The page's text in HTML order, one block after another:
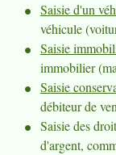
Saisie d'un
véhicule
Saisie
immobilier
Saisie
débiteur de
Saisie des
d'argent,